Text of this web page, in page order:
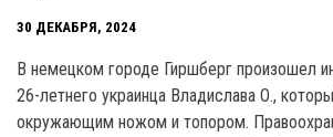
30 ДЕКАБРЯ, 2024
В немецком городе Гиршберг произошел
26-летнего украинца Владислава О.,
окружающим ножом и топором.